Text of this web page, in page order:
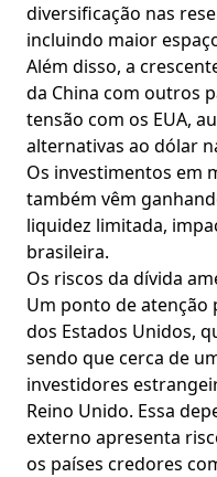
diversificação nas
incluindo maior
Além disso, a
da China com outros
tensão com os EUA,
alternativas ao dólar
Os investimentos em
também vêm
liquidez limitada,
brasileira.
Os riscos da dívida
Um ponto de atenção
dos Estados Unidos,
sendo que cerca de
investidores
Reino Unido. Essa
externo apresenta
os países credores